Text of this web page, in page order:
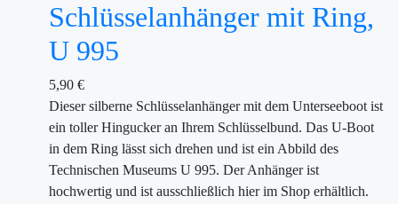
Schlüsselanhänger mit Ring,
U 995
5,90 €
Dieser silberne Schlüsselanhänger mit dem Unterseeboot ist
ein toller Hingucker an Ihrem Schlüsselbund. Das U-Boot
in dem Ring lässt sich drehen und ist ein Abbild des
Technischen Museums U 995. Der Anhänger ist
hochwertig und ist ausschließlich hier im Shop erhältlich.